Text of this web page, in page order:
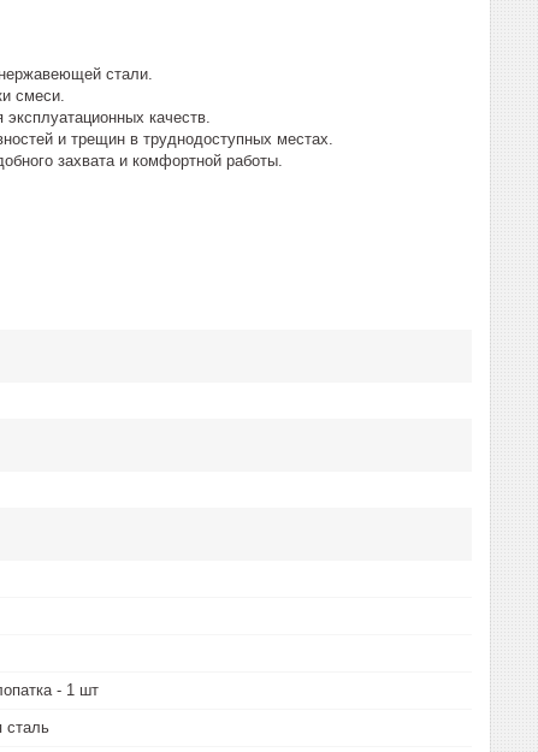
стали.
смеси.
качеств.
и трещин в труднодоступных местах.
захвата и комфортной работы.
- 1 шт
сталь